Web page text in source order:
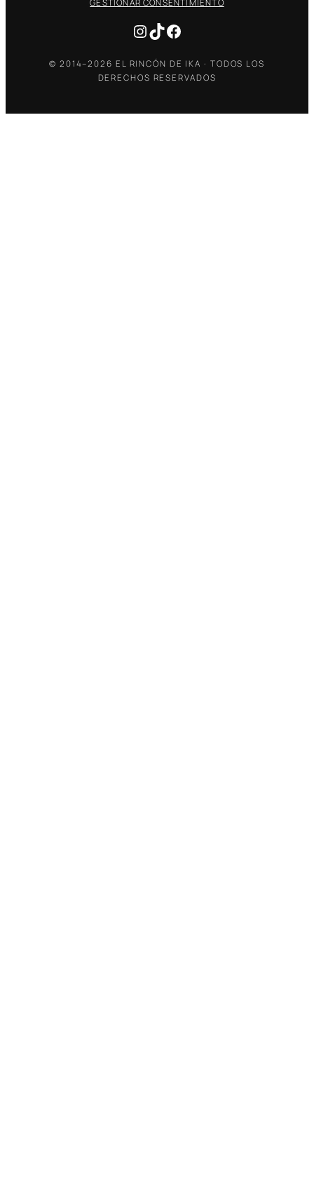
GESTIONAR CONSENTIMIENTO
Instagram
TikTokFacebook
© 2014–2026 EL RINCÓN DE IKA · TODOS LOS
DERECHOS RESERVADOS